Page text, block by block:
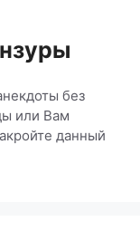
без
или Вам
данный